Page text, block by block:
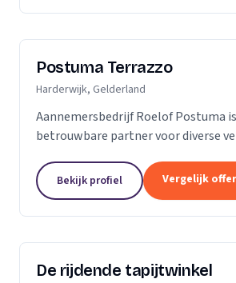
Postuma Terrazzo
Harderwijk, Gelderland
Aannemersbedrijf Roelof Postuma
betrouwbare partner voor diverse
om het verbouwen van badkamers,
dakkapellen,...
Bekijk profiel Vergelijk
De rijdende tapijtwinkel